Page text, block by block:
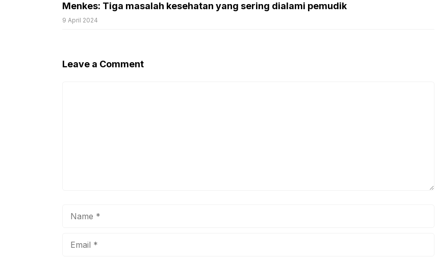
Menkes: Tiga masalah kesehatan yang sering dialami pemudik
9 April 2024
Leave a Comment